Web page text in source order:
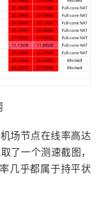
场节点在线率高达
了一个测速截图，
几乎都属于持平状